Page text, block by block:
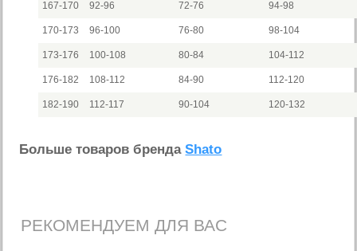
167-170 92-96 72-76 94-98
170-173 96-100 76-80 98-104
173-176 100-108 80-84 104-112
176-182 108-112 84-90 112-120
182-190 112-117 90-104 120-132
Больше товаров брендаShato
РЕКОМЕНДУЕМ ДЛЯ ВАС